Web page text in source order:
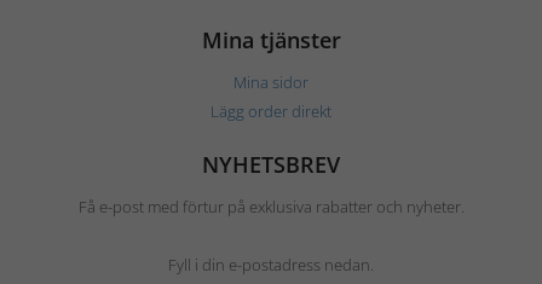
Mina tjänster
Mina sidor
Lägg order direkt
NYHETSBREV
Få e-post med förtur på exklusiva rabatter och nyheter.
Fyll i din e-postadress nedan.